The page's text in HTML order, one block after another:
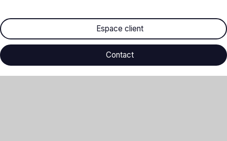
Espace client
Contact